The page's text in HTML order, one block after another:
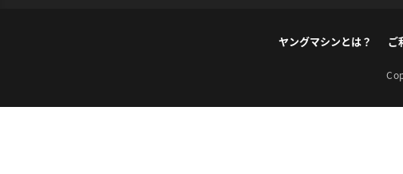
ヤングマシンとは？ ご